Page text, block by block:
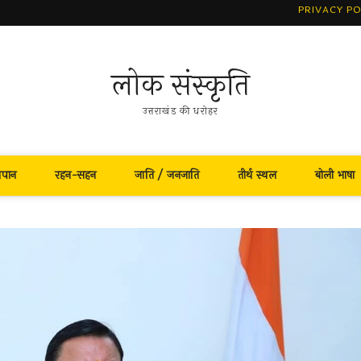
PRIVACY
लोक संस्कृति
उत्तराखंड की धरोहर
रहन-सहन जाति / जनजाति तीर्थ स्थल बोली भाषा